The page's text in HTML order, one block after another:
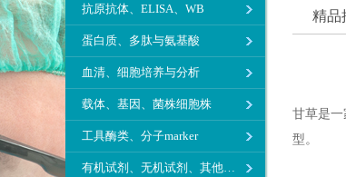
抗原抗体、ELISA、WB
蛋白质、多肽与氨基酸
血清、细胞培养与分析
载体、基因、菌株细胞株
工具酶类、分子marker
有机试剂、无机试剂、其他生化试剂
精品
甘草是
型。